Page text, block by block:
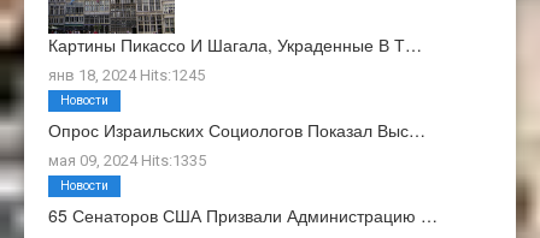
Картины Пикассо И Шагала, Украденные В Т…
янв 18, 2024 Hits:1245
Опрос Израильских Социологов Показал Выс…
мая 09, 2024 Hits:1335
Новости
65 Сенаторов США Призвали Администрацию …
Новости